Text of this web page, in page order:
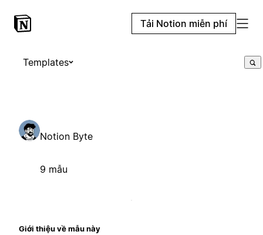
Tải Notion miễn phí
Templates
Notion Byte
9 mẫu
Giới thiệu về mẫu này